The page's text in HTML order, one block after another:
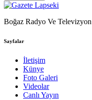
Boğaz Radyo Ve Televizyon
Sayfalar
İletişim
Künye
Foto Galeri
Videolar
Canlı Yayın